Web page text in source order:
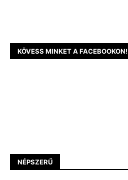
KÖVESS MINKET A FACEBOOKON!
NÉPSZERŰ